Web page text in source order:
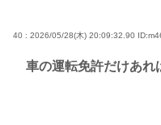
40 : 2026/05/28(木) 20:09:32.90
車の運転免許だけあれ